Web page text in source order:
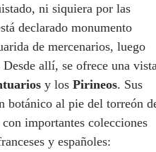
ni siquiera por las
declarado monumento
de mercenarios, luego
allí, se ofrece una
y los Pirineos. Sus
botánico al pie del torreón
importantes colecciones
y españoles: